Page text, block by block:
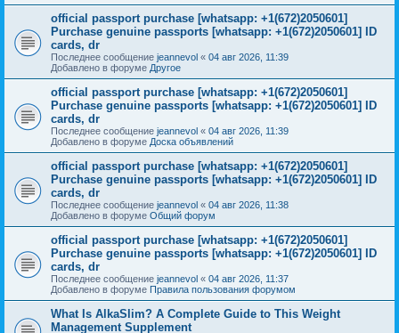
official passport purchase [whatsapp: +1(672)2050601]
Purchase genuine passports [whatsapp: +1(672)2050601] ID
cards, dr
Последнее сообщение jeannevol « 04 авг 2026, 11:39
Добавлено в форуме Другое
official passport purchase [whatsapp: +1(672)2050601]
Purchase genuine passports [whatsapp: +1(672)2050601] ID
cards, dr
Последнее сообщение jeannevol « 04 авг 2026, 11:39
Добавлено в форуме Доска объявлений
official passport purchase [whatsapp: +1(672)2050601]
Purchase genuine passports [whatsapp: +1(672)2050601] ID
cards, dr
Последнее сообщение jeannevol « 04 авг 2026, 11:38
Добавлено в форуме Общий форум
official passport purchase [whatsapp: +1(672)2050601]
Purchase genuine passports [whatsapp: +1(672)2050601] ID
cards, dr
Последнее сообщение jeannevol « 04 авг 2026, 11:37
Добавлено в форуме Правила пользования форумом
What Is AlkaSlim? A Complete Guide to This Weight
Management Supplement